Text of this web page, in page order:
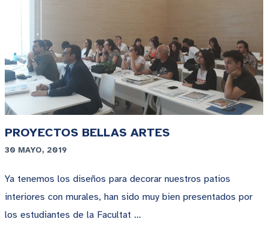
PROYECTOS BELLAS ARTES
30 MAYO, 2019
Ya tenemos los diseños para decorar nuestros patios
interiores con murales, han sido muy bien presentados por
los estudiantes de la Facultat …